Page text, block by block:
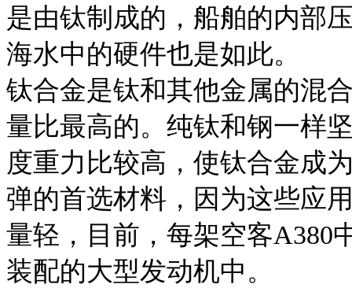
是由钛制成的，船舶的内部
海水中的硬件也是如此。
钛合金是钛和其他金属的混
量比最高的。纯钛和钢一样
度重力比较高，使钛合金成
弹的首选材料，因为这些应
量轻，目前，每架空客A380
装配的大型发动机中。